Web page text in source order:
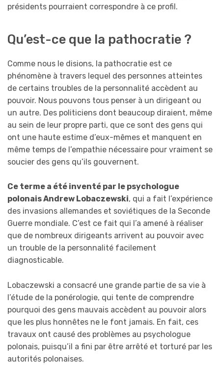
présidents pourraient correspondre à ce profil.
Qu’est-ce que la pathocratie ?
Comme nous le disions, la pathocratie est ce
phénomène à travers lequel des personnes atteintes
de certains troubles de la personnalité accèdent au
pouvoir. Nous pouvons tous penser à un dirigeant ou
un autre. Des politiciens dont beaucoup diraient, même
au sein de leur propre parti, que ce sont des gens qui
ont une haute estime d’eux-mêmes et manquent en
même temps de l’empathie nécessaire pour vraiment se
soucier des gens qu’ils gouvernent.
Ce terme a été inventé par le psychologue
polonais Andrew Lobaczewski, qui a fait l’expérience
des invasions allemandes et soviétiques de la Seconde
Guerre mondiale. C’est ce fait qui l’a amené à réaliser
que de nombreux dirigeants arrivent au pouvoir avec
un trouble de la personnalité facilement
diagnosticable.
Lobaczewski a consacré une grande partie de sa vie à
l’étude de la ponérologie, qui tente de comprendre
pourquoi des gens mauvais accèdent au pouvoir alors
que les plus honnêtes ne le font jamais. En fait, ces
travaux ont causé des problèmes au psychologue
polonais, puisqu’il a fini par être arrêté et torturé par les
autorités polonaises.